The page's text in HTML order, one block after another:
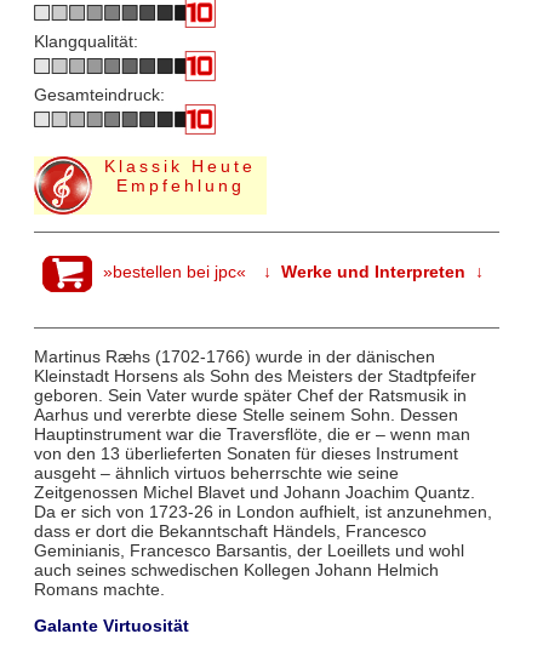
Klangqualität:
Gesamteindruck:
Klassik Heute
Empfehlung
»bestellen bei jpc« ↓ Werke und Interpreten ↓
Martinus Ræhs (1702-1766) wurde in der dänischen
Kleinstadt Horsens als Sohn des Meisters der Stadtpfeifer
geboren. Sein Vater wurde später Chef der Ratsmusik in
Aarhus und vererbte diese Stelle seinem Sohn. Dessen
Hauptinstrument war die Traversflöte, die er – wenn man
von den 13 überlieferten Sonaten für dieses Instrument
ausgeht – ähnlich virtuos beherrschte wie seine
Zeitgenossen Michel Blavet und Johann Joachim Quantz.
Da er sich von 1723-26 in London aufhielt, ist anzunehmen,
dass er dort die Bekanntschaft Händels, Francesco
Geminianis, Francesco Barsantis, der Loeillets und wohl
auch seines schwedischen Kollegen Johann Helmich
Romans machte.
Galante Virtuosität